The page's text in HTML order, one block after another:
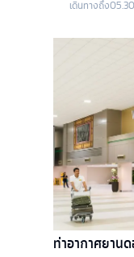
เดินทางถึง05.30
ท่าอากาศยาน